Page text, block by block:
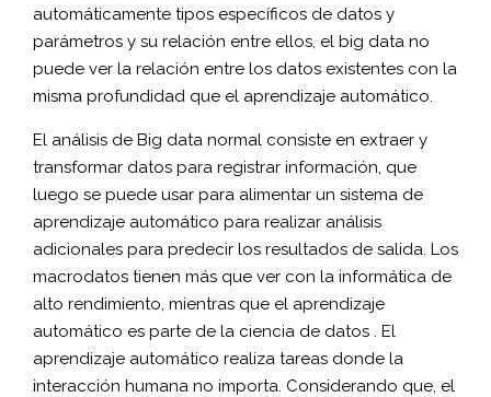
automáticamente tipos específicos de datos y
parámetros y su relación entre ellos, el big data no
puede ver la relación entre los datos existentes con la
misma profundidad que el aprendizaje automático.
El análisis de Big data normal consiste en extraer y
transformar datos para registrar información, que
luego se puede usar para alimentar un sistema de
aprendizaje automático para realizar análisis
adicionales para predecir los resultados de salida. Los
macrodatos tienen más que ver con la informática de
alto rendimiento, mientras que el aprendizaje
automático es parte de la ciencia de datos . El
aprendizaje automático realiza tareas donde la
interacción humana no importa. Considerando que, el